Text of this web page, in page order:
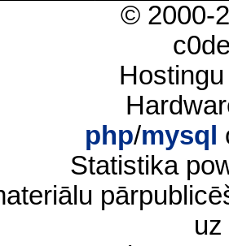
© 2000-
php/mysql
Statistika